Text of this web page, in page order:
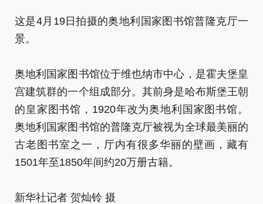
这是4月19日拍摄的奥地利国家图书馆普隆克厅一
景。
奥地利国家图书馆位于维也纳市中心，是霍夫堡皇
宫建筑群的一个组成部分。其前身是哈布斯堡王朝
的皇家图书馆，1920年改为奥地利国家图书馆。
奥地利国家图书馆的普隆克厅被视为全球最美丽的
古老图书室之一，厅内有很多华丽的壁画，藏有
1501年至1850年间约20万册古籍。
新华社记者 贺灿铃 摄